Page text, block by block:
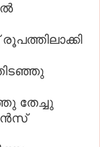
തേച്ചു